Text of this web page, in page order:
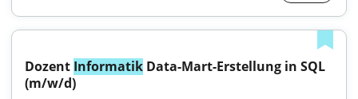
Dozent Informatik Data-Mart-Erstellung in SQL
(m/w/d)